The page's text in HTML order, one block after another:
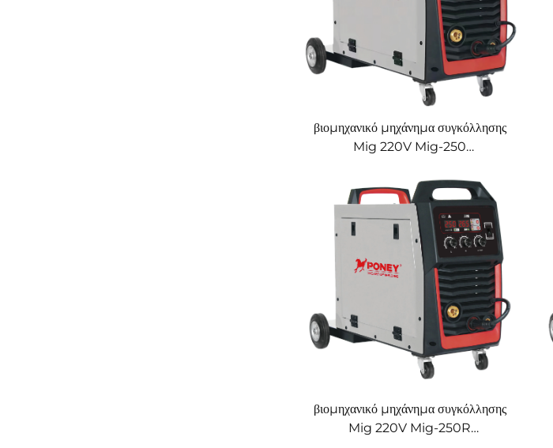
βιομηχανικό μηχάνημα συγκόλλησης
Mig 220V Mig-250
αερίου CO2, μηχάνημα συγκόλλησης
Mig/Mag
βιομηχανικό μηχάνημα συγκόλλησης
Mig 220V Mig-250R